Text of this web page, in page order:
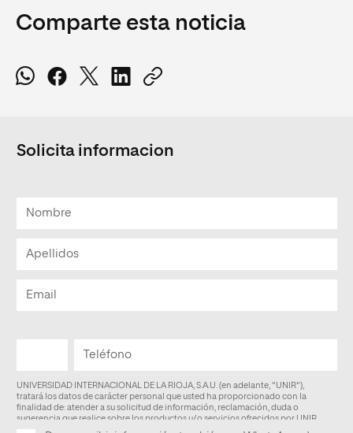
Comparte esta noticia
Solicita informacion